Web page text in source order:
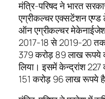
मंत्रि-परिषद ने भारत
एग्रीकल्चर एक्सटेंशन एण्ड
ऑन एग्रीकल्चर
2017-18 से 2019-20
379 करोड़ 89 लाख रूपये
लिया। इसमें केन्द्रांश
151 करोड़ 96 लाख रूपये